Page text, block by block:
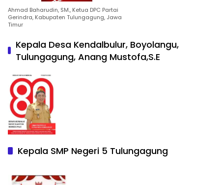
Ahmad Baharudin, SM., Ketua DPC Partai
Gerindra, Kabupaten Tulungagung, Jawa
Timur
Kepala Desa Kendalbulur, Boyolangu,
Tulungagung, Anang Mustofa,S.E
Kepala SMP Negeri 5 Tulungagung